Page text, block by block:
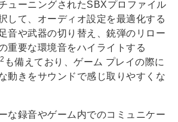
ューニングされたSBXプロファイル
して、オーディオ設定を最適化する
音や武器の切り替え、銃弾のリロー
重要な環境音をハイライトする
も備えており、ゲーム プレイの際に
動きをサウンドで感じ取りやすくな
な録音やゲーム内でのコミュニケー